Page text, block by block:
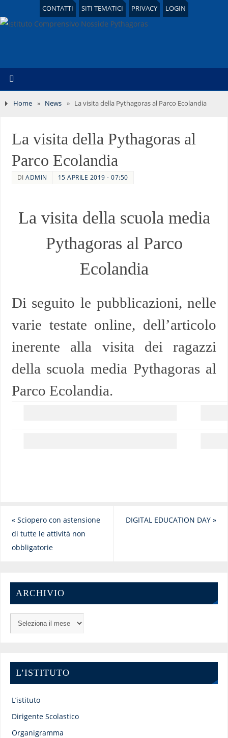
CONTATTI SITI TEMATICI PRIVACY LOGIN
Home » News » La visita della Pythagoras al Parco Ecolandia
La visita della Pythagoras al
Parco Ecolandia
DIADMIN 15 APRILE 2019 - 07:50
La visita della scuola media
Pythagoras al Parco
Ecolandia
Di seguito le pubblicazioni, nelle
varie testate online, dell’articolo
inerente alla visita dei ragazzi
della scuola media Pythagoras al
Parco Ecolandia.
«Sciopero con astensione
di tutte le attività non
obbligatorie
DIGITAL EDUCATION DAY»
ARCHIVIO
L’ISTITUTO
L’istituto
Dirigente Scolastico
Organigramma